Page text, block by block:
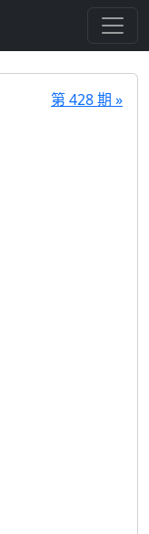
第 428 期 »